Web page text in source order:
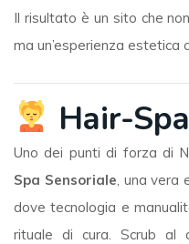
Il risultato è un sito che
ma un’esperienza estetica
Hair-
Uno dei punti di forza di
Spa Sensoriale , una
dove tecnologia e
rituale di cura. Scrub al